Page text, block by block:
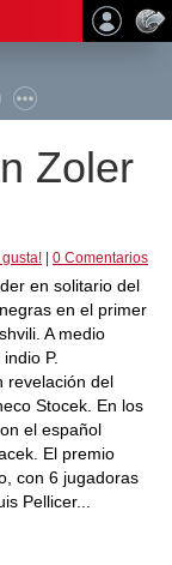
Zoler
gusta! 0 Comentarios
en solitario del
en el primer
A medio
P.
revelación del
Stocek. En los
el español
El premio
con 6 jugadoras
Pellicer...